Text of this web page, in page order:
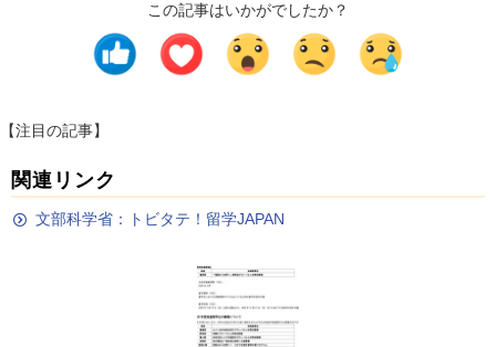
この記事はいかがでしたか？
【注目の記事】
関連リンク
文部科学省：トビタテ！留学JAPAN